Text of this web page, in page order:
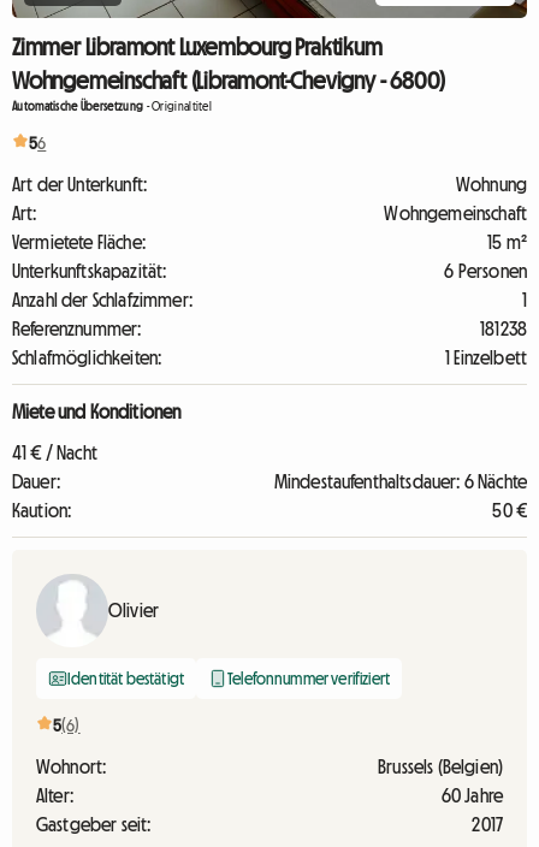
Zimmer Libramont Luxembourg Praktikum
Wohngemeinschaft (Libramont-Chevigny - 6800)
Automatische Übersetzung -Originaltitel
56
Art der Unterkunft:
Wohnung
Art:
Wohngemeinschaft
Vermietete Fläche:
15 m²
Unterkunftskapazität:
6 Personen
Anzahl der Schlafzimmer:
1
Referenznummer:
181238
Schlafmöglichkeiten:
1 Einzelbett
Miete und Konditionen
41 € / Nacht
Dauer:
Mindestaufenthaltsdauer: 6 Nächte
Kaution:
50 €
Olivier
Identität bestätigt Telefonnummer verifiziert
5(6)
Wohnort:
Brussels (Belgien)
Alter:
60 Jahre
Gastgeber seit:
2017